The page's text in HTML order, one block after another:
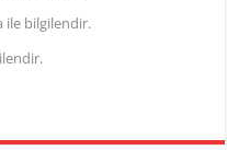
ile bilgilendir.